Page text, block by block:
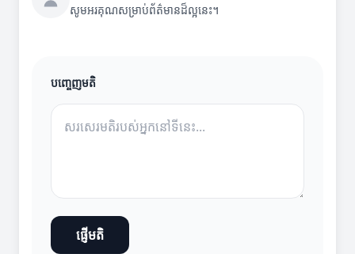
សូមអរគុណសម្រាប់ព័ត៌មានដ៏ល្អនេះ។
បញ្ចេញមតិ
ផ្ញើមតិ